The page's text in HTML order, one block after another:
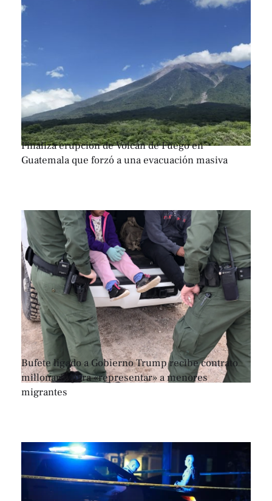
Finaliza erupción de Volcán de Fuego en
Guatemala que forzó a una evacuación masiva
Bufete ligado a Gobierno Trump recibe contrato
millonario para «representar» a menores
migrantes